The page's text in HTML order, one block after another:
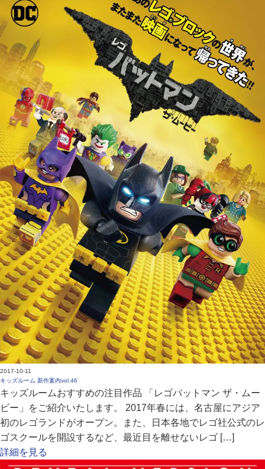
2017-10-11
キッズルーム 新作案内vol.46
キッズルームおすすめの注目作品 「レゴバットマン ザ・ムー
ビー」をご紹介いたします。 2017年春には、名古屋にアジア
初のレゴランドがオープン。また、日本各地でレゴ社公式のレ
ゴスクールを開設するなど、最近目を離せないレゴ […]
詳細を見る